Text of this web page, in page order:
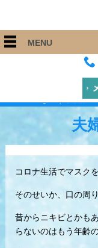
MENU
ARK Diving Shop 串本店 >
夫
コロナ生活でマスク
そのせいか、口の周
昔からニキビとかも
らないのはもう年齢